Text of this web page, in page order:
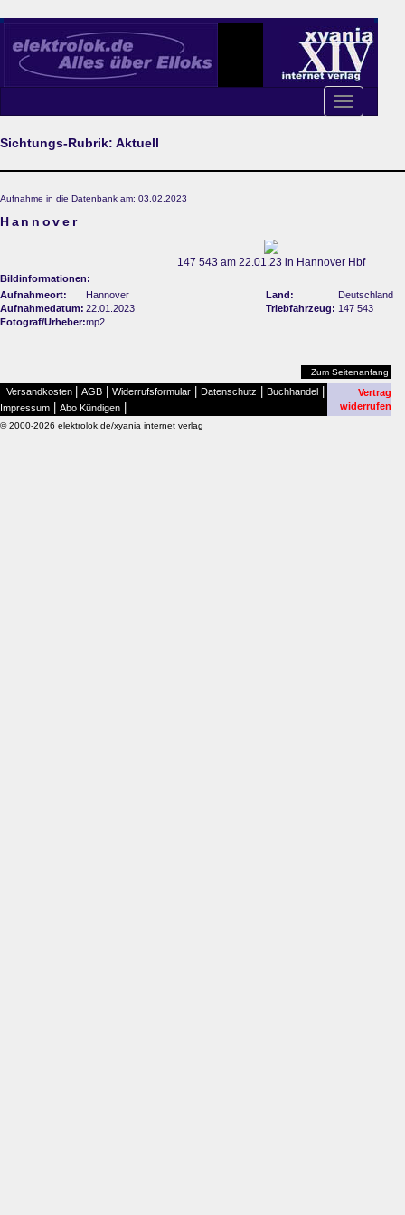
Toggle
navigation
Sichtungs-Rubrik: Aktuell
Aufnahme in die Datenbank am: 03.02.2023
Hannover
147 543 am 22.01.23 in Hannover Hbf
Bildinformationen:
Aufnahmeort:
Hannover Land:
Deutschland
Aufnahmedatum: 22.01.2023 Triebfahrzeug: 147 543
Fotograf/Urheber:mp2
Zum Seitenanfang
Versandkosten AGB Widerrufsformular Datenschutz Buchhandel
Impressum Abo Kündigen
Vertrag
widerrufen
© 2000-2026 elektrolok.de/xyania internet verlag